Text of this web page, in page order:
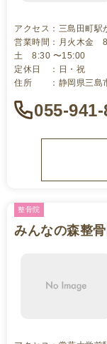
アクセス：三島田町駅
営業時間：月火木金
土 8:30 〜15:00
定休日 ：日・祝
住所 ：静岡県三島
055-
みんなの森整
整骨院